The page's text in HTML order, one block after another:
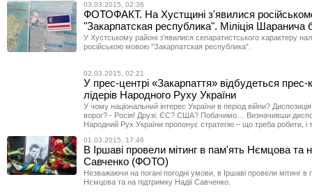
03.03.2015, 02:36
ФОТОФАКТ. На Хустщині з'явилися
"Закарпатская республика". Міліція Шаранича
У Хустському районі з'явилися сепаратистського характеру
російською мовою "Закарпатская республика".
02.03.2015, 02:21
У прес-центрі «Закарпаття» відбудеться прес-
лідерів Народного Руху України
У чому національний інтерес України в період війни?
ворог? - Росія! Друзі: ЄС? США? Побачимо… Визначивши
Народний Рух України пропонує стратегію – що треба робити, і
01.03.2015, 17:46
В Іршаві провели мітинг в пам'ять Нємцова та
Савченко (ФОТО)
Незважаючи на погані погодні умови, в Іршаві провели мітинг
Нємцова та на підтримку Надії Савченко.